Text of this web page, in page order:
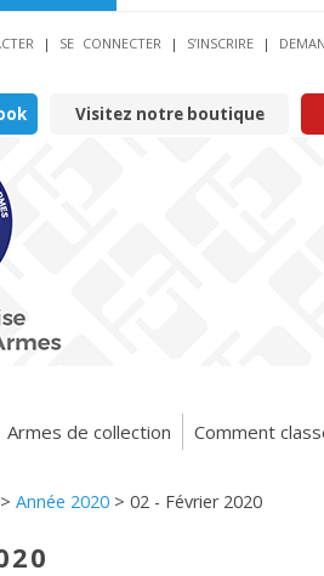
| SE CONNECTER | S’INSCRIRE |
Visitez notre boutique
Armes de collection Comment
> Année 2020 > 02 - Février 2020